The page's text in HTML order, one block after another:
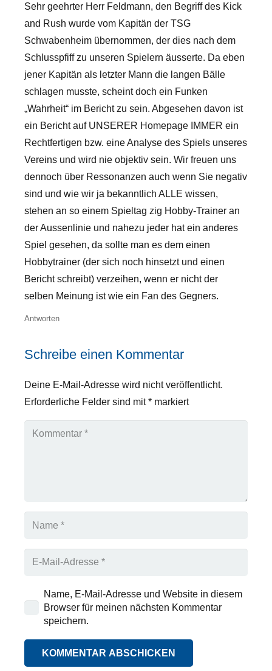
Sehr geehrter Herr Feldmann, den Begriff des Kick
and Rush wurde vom Kapitän der TSG
Schwabenheim übernommen, der dies nach dem
Schlusspfiff zu unseren Spielern äusserte. Da eben
jener Kapitän als letzter Mann die langen Bälle
schlagen musste, scheint doch ein Funken
„Wahrheit“ im Bericht zu sein. Abgesehen davon ist
ein Bericht auf UNSERER Homepage IMMER ein
Rechtfertigen bzw. eine Analyse des Spiels unseres
Vereins und wird nie objektiv sein. Wir freuen uns
dennoch über Ressonanzen auch wenn Sie negativ
sind und wie wir ja bekanntlich ALLE wissen,
stehen an so einem Spieltag zig Hobby-Trainer an
der Aussenlinie und nahezu jeder hat ein anderes
Spiel gesehen, da sollte man es dem einen
Hobbytrainer (der sich noch hinsetzt und einen
Bericht schreibt) verzeihen, wenn er nicht der
selben Meinung ist wie ein Fan des Gegners.
Antworten
Schreibe einen Kommentar
Deine E-Mail-Adresse wird nicht veröffentlicht.
Erforderliche Felder sind mit* markiert
Name, E-Mail-Adresse und Website in diesem
Browser für meinen nächsten Kommentar
speichern.
KOMMENTAR ABSCHICKEN